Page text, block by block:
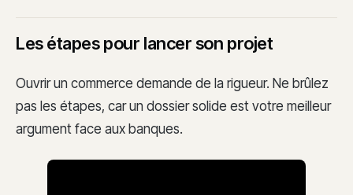
Les étapes pour lancer son projet
Ouvrir un commerce demande de la rigueur. Ne brûlez
pas les étapes, car un dossier solide est votre meilleur
argument face aux banques.